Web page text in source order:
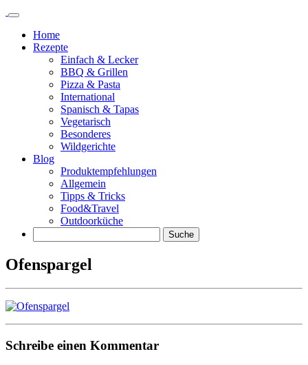
Springe
Inhalt
Home
Rezepte
Einfach & Lecker
BBQ & Grillen
Pizza & Pasta
International
Spanisch & Tapas
Vegetarisch
Besonderes
Wildgerichte
Blog
Produktempfehlungen
Allgemein
Tipps & Tricks
Food&Travel
Outdoorküche
Suche
Ofenspargel
Schreibe einen Kommentar